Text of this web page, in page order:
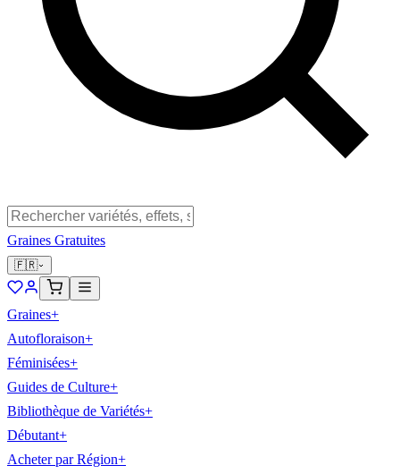
Graines Gratuites
🇫🇷
Graines+
Autofloraison+
Féminisées+
Guides de Culture+
Bibliothèque de Variétés+
Débutant+
Acheter par Région+